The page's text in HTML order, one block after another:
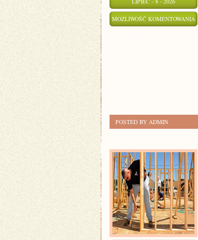
MOŻLIWOŚĆ KOMENTOWANIA
POSTED BY ADMIN